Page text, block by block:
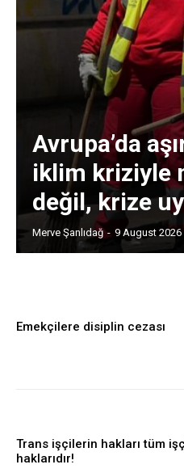
Avrupa’da
iklim kriziyle
değil, krize
Merve Şanlıdağ - 9 August 2026
Emekçilere disiplin cezası
Trans işçilerin hakları tüm
haklarıdır!